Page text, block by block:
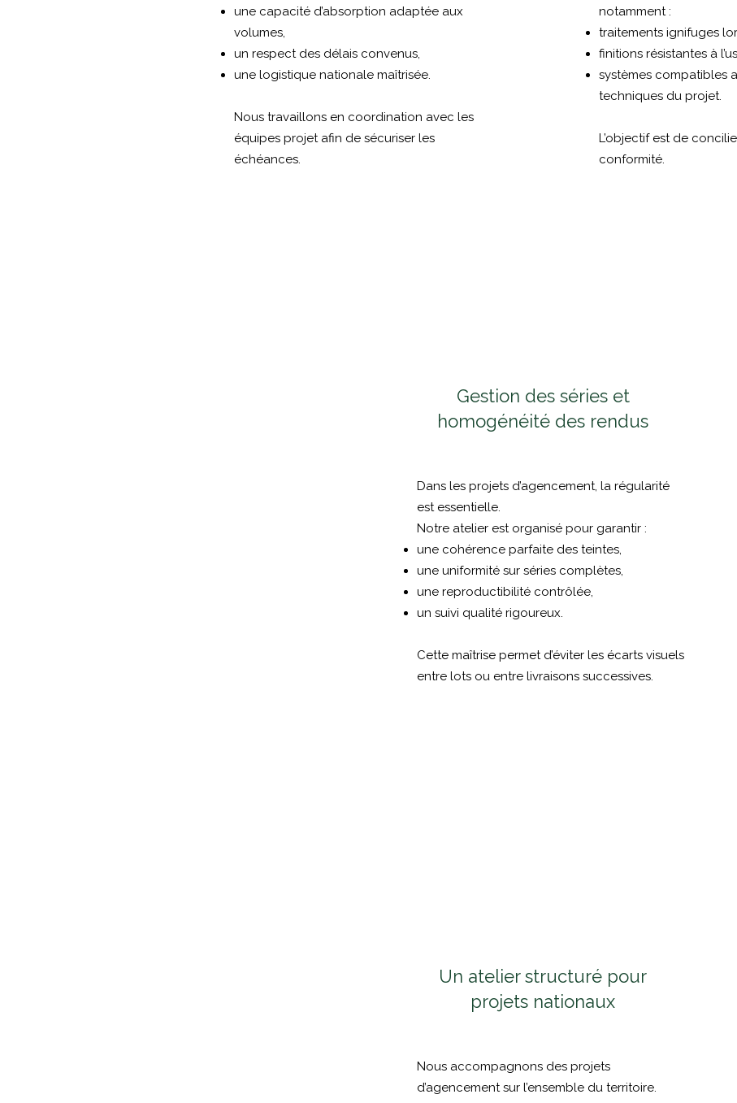
une capacité d’absorption adaptée aux
volumes,
un respect des délais convenus,
une logistique nationale maîtrisée.
Nous travaillons en coordination avec les
équipes projet afin de sécuriser les
échéances.
notamment :
traitements ignifuges
finitions résistantes à
systèmes compatibles
techniques du projet.
L’objectif est de
conformité.
Gestion des séries et
homogénéité des rendus
Dans les projets d’agencement, la régularité
est essentielle.
Notre atelier est organisé pour garantir :
une cohérence parfaite des teintes,
une uniformité sur séries complètes,
une reproductibilité contrôlée,
un suivi qualité rigoureux.
Cette maîtrise permet d’éviter les écarts visuels
entre lots ou entre livraisons successives.
Un atelier structuré pour
projets nationaux
Nous accompagnons des projets
d’agencement sur l’ensemble du territoire.